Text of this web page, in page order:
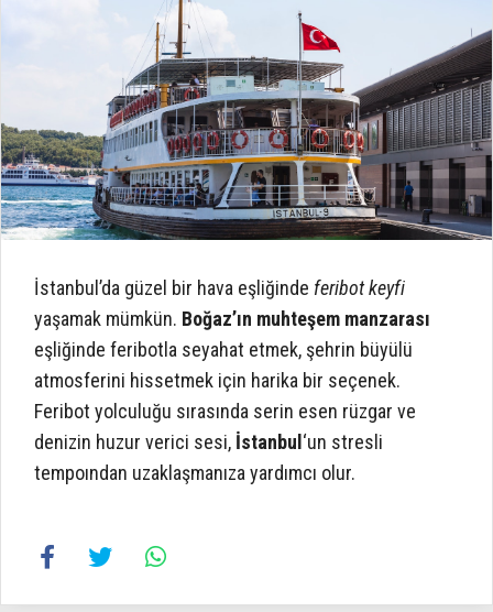
İstanbul’da güzel bir hava eşliğinde feribot keyfi
yaşamak mümkün. Boğaz’ın muhteşem manzarası
eşliğinde feribotla seyahat etmek, şehrin büyülü
atmosferini hissetmek için harika bir seçenek.
Feribot yolculuğu sırasında serin esen rüzgar ve
denizin huzur verici sesi, İstanbul ‘un stresli
tempoından uzaklaşmanıza yardımcı olur.